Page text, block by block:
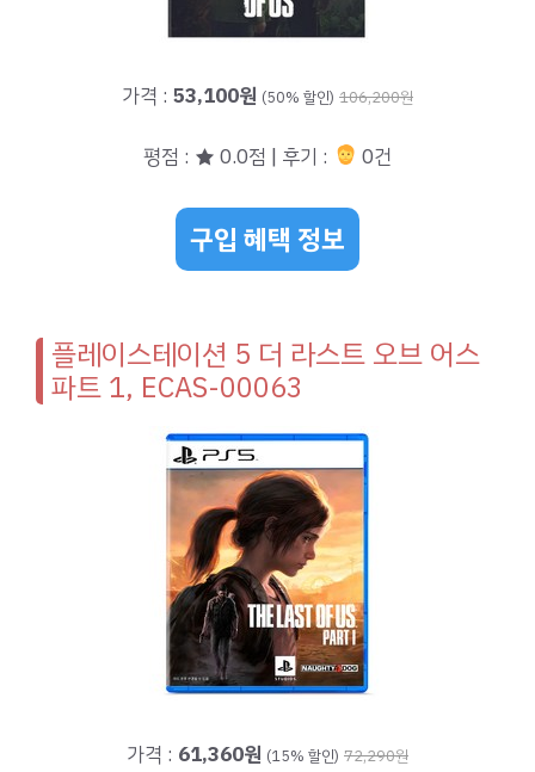
가격 : 53,100원 (50% 할인) 106,200원
평점 : ★ 0.0점 | 후기 : 0건
구입 혜택 정보
플레이스테이션 5 더 라스트 오브 어스
파트 1, ECAS-00063
가격 : 61,360원 (15% 할인) 72,290원